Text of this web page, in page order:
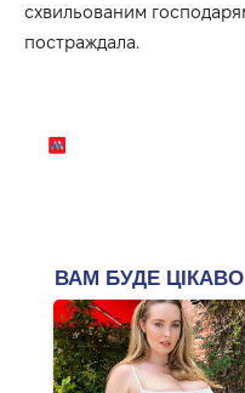
схвильованим
постраждала.